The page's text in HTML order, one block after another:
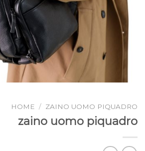
HOME / ZAINO UOMO PIQUADRO
zaino uomo piquadro